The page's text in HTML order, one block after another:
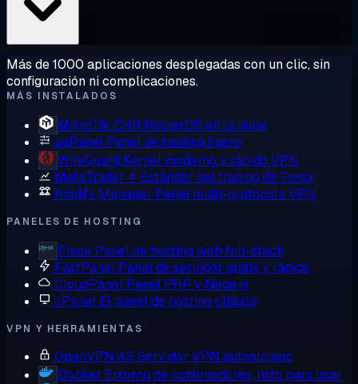
Más de 1000 aplicaciones desplegadas con un clic, sin
configuración ni complicaciones.
MÁS INSTALADOS
MikroTik CHR RouterOS en la nube
aaPanel Panel de hosting ligero
WireGuard Kernel moderno y rápido VPN
MetaTrader 4 Estándar del trading de Forex
Hiddify Manager Panel multi-protocolo VPN
PANELES DE HOSTING
Plesk Panel de hosting web full-stack
FastPanel Panel de servidor gratis y rápido
CloudPanel Panel PHP y Node.js
cPanel El panel de hosting clásico
VPN Y HERRAMIENTAS
OpenVPN AS Servidor VPN autoalojado
Docker Entorno de contenedores, listo para usar